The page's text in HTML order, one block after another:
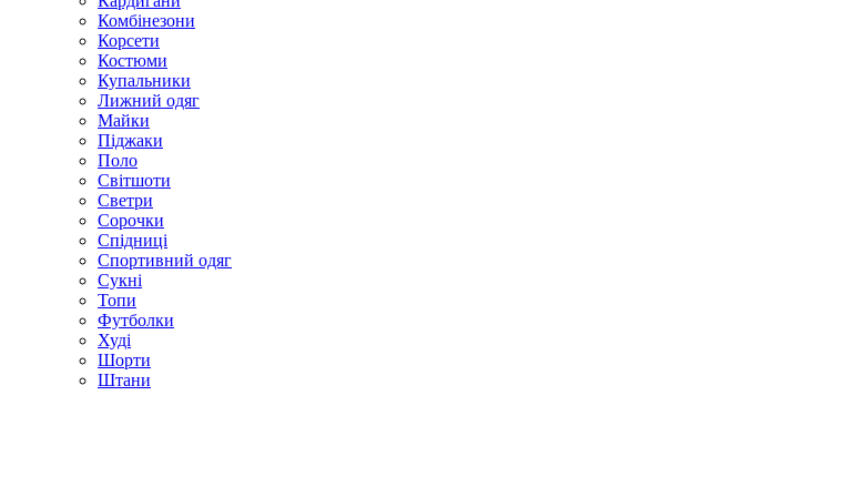
Комбінезони
Корсети
Костюми
Купальники
Лижний одяг
Майки
Піджаки
Поло
Світшоти
Светри
Сорочки
Спідниці
Спортивний одяг
Сукні
Топи
Футболки
Худі
Шорти
Штани